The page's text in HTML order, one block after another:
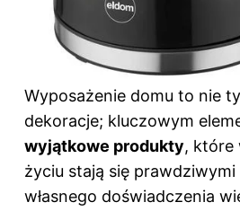
Wyposażenie domu to nie
dekoracje; kluczowym
wyjątkowe produkty, które
życiu stają się
własnego doświadczenia